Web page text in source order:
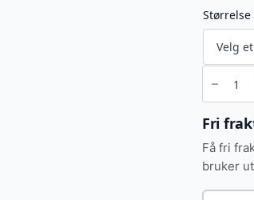
Størrelse
SX4
Composite
20/76
antall
Fri
Få fri
bruker